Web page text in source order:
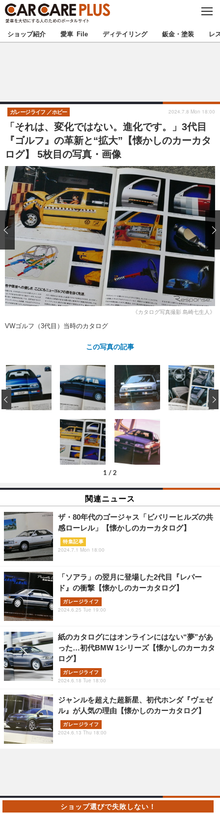
C
S
E
★カーケアプラス認定★ 厳選プロショップを地域から探す
甲信越 北陸
東海 関西
中国
九州 沖縄
注目の記事
ショップレポート 愛車 File
自動車豆知識 ストップ！不具合修理＆粗悪修理
鈑金・塗装
ディテイリング
ディテイリング 洗車
ヘッドライト磨き コーティング
フィルム・ラッピング
鈑金・塗装
小キズ直し 防錆
特集記事
ストップ 不具合修理＆粗悪修理
カーメーカー「旧車」関連プロジェ
クト
ショップ紹介
ショップレポート プロショップ検索
レストア
カーメーカー「旧車」関連プロジ
イベント
ショップ紹介 愛車 File ディテイリング 鈑金・塗装 レ
「それは、変化ではない。進化です。」3代目
『ゴルフ』の革新と“拡大”【懐かしのカーカタ
ログ】 5枚目の写真・画像
ガレージライフ ホビー 2024.7.8 Mon 18:00
《カタログ写真撮影 島崎七生人》
VWゴルフ（3代目）当時のカタログ
この写真の記事
1 / 2
‹
関連ニュース
ザ・80年代のゴージャス「ビバリーヒルズの共
感ローレル」【懐かしのカーカタログ】
特集記事
2024.7.1 Mon 18:00
「ソアラ」の翌月に登場した2代目『レパー
ド』の衝撃【懐かしのカーカタログ】
ガレージライフ
2024.6.25 Tue 19:00
紙のカタログにはオンラインにはない“夢”があ
った…初代BMW 1シリーズ【懐かしのカーカタ
ログ】
ガレージライフ
2024.6.18 Tue 18:00
ジャンルを超えた超新星、初代ホンダ『ヴェゼ
ル』が人気の理由【懐かしのカーカタログ】
ガレージライフ
2024.6.13 Thu 18:00